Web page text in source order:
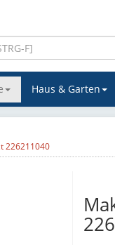
Haus & Garten
226211040